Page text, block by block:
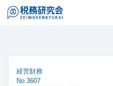
経営財務
No.3607